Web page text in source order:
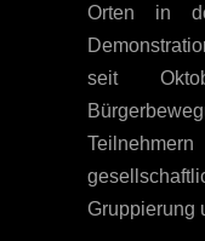
Orten in
seit
Gruppierung